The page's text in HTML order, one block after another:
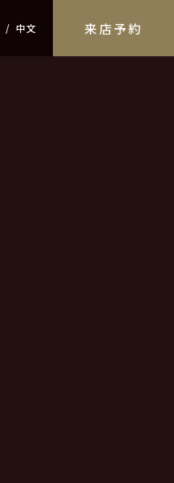
来店予約
中文